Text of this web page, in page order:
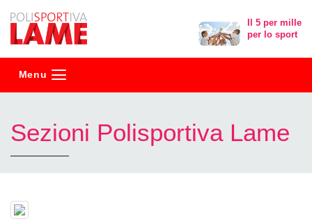
Polisportiva
Lame
Il 5 per mille
per lo sport
Menu
Sezioni Polisportiva Lame